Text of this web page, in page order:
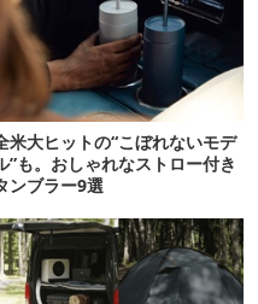
米大ヒットの“こぼれないモデ
”も。おしゃれなストロー付き
ンブラー9選